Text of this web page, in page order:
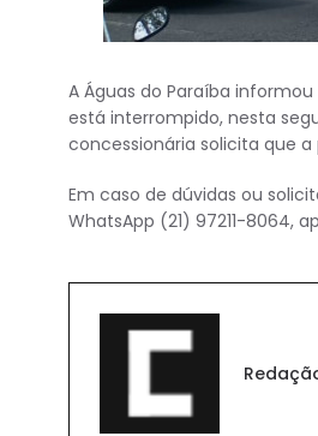
A Águas do Paraíba
está interrompido, nesta
concessionária solicita que
Em caso de dúvidas ou
WhatsApp (21) 97211-8064,